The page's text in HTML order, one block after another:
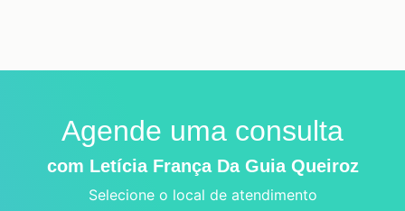
Agende uma consulta
com Letícia França Da Guia Queiroz
Selecione o local de atendimento